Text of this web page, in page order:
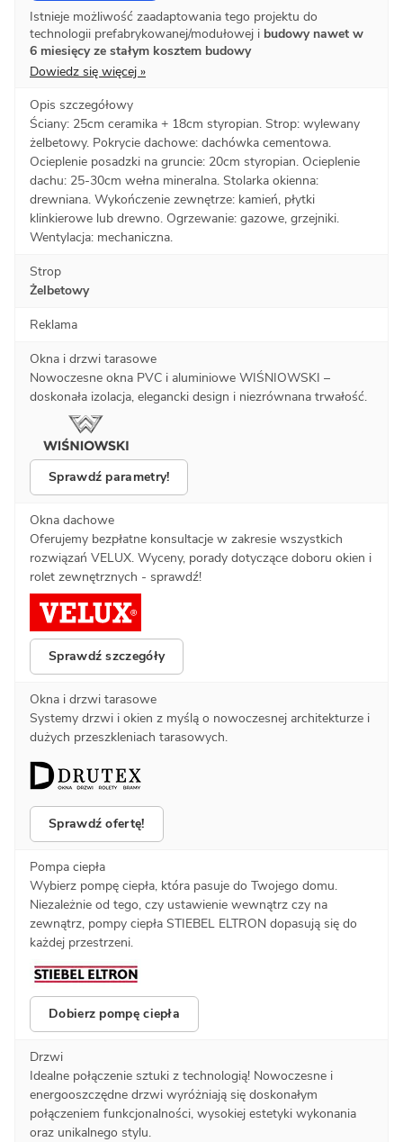
Istnieje możliwość zaadaptowania tego projektu do
technologii prefabrykowanej/modułowej i budowy nawet w
6 miesięcy ze stałym kosztem budowy
Dowiedz się więcej »
Opis szczegółowy
Ściany: 25cm ceramika + 18cm styropian. Strop: wylewany
żelbetowy. Pokrycie dachowe: dachówka cementowa.
Ocieplenie posadzki na gruncie: 20cm styropian. Ocieplenie
dachu: 25-30cm wełna mineralna. Stolarka okienna:
drewniana. Wykończenie zewnętrze: kamień, płytki
klinkierowe lub drewno. Ogrzewanie: gazowe, grzejniki.
Wentylacja: mechaniczna.
Strop
Żelbetowy
Reklama
Okna i drzwi tarasowe
Nowoczesne okna PVC i aluminiowe WIŚNIOWSKI –
doskonała izolacja, elegancki design i niezrównana trwałość.
Sprawdź parametry!
Okna dachowe
Oferujemy bezpłatne konsultacje w zakresie wszystkich
rozwiązań VELUX. Wyceny, porady dotyczące doboru okien i
rolet zewnętrznych - sprawdź!
Sprawdź szczegóły
Okna i drzwi tarasowe
Systemy drzwi i okien z myślą o nowoczesnej architekturze i
dużych przeszkleniach tarasowych.
Sprawdź ofertę!
Pompa ciepła
Wybierz pompę ciepła, która pasuje do Twojego domu.
Niezależnie od tego, czy ustawienie wewnątrz czy na
zewnątrz, pompy ciepła STIEBEL ELTRON dopasują się do
każdej przestrzeni.
Dobierz pompę ciepła
Drzwi
Idealne połączenie sztuki z technologią! Nowoczesne i
energooszczędne drzwi wyróżniają się doskonałym
połączeniem funkcjonalności, wysokiej estetyki wykonania
oraz unikalnego stylu.